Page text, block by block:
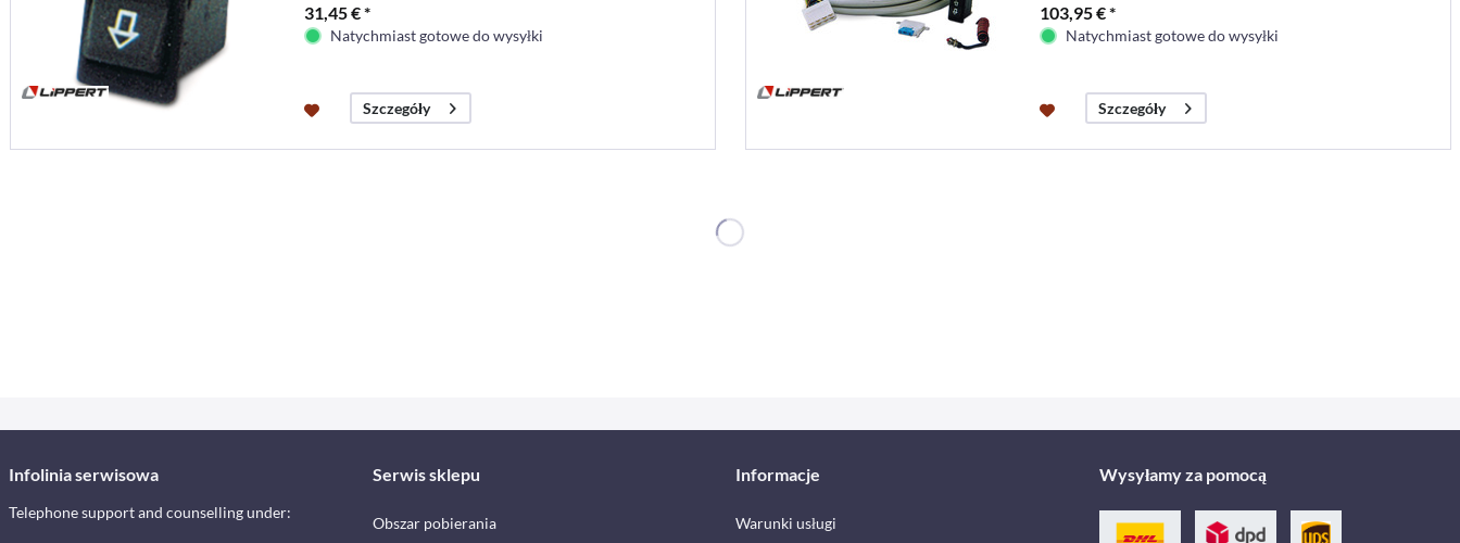
31,45 € *
Natychmiast gotowe do wysyłki
Szczegóły
103,95 € *
Natychmiast gotowe do wysyłki
Szczegóły
Infolinia serwisowa
Telephone support and counselling under:
Serwis sklepu
Obszar pobierania
Informacje
Warunki usługi
Wysyłamy za pomocą